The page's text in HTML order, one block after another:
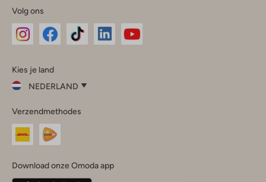
Volg ons
InstagramFacebook
Kies je land
NEDERLAND
je
land
Nederland
Belgique(Français)
Verzendmethodes
Download onze Omoda app